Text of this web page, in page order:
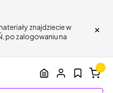
znajdziecie w
po zalogowaniu na
×
0